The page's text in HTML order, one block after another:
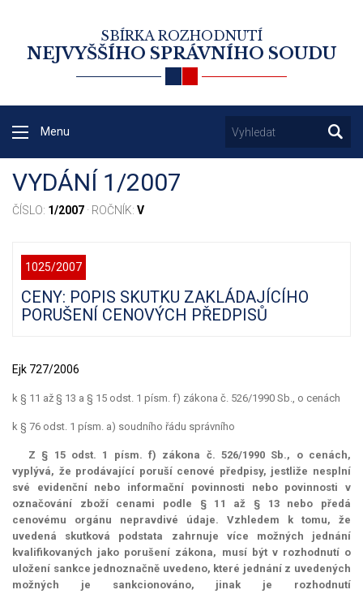
SBÍRKA ROZHODNUTÍ
NEJVYŠŠÍHO SPRÁVNÍHO SOUDU
Menu
VYDÁNÍ 1/2007
ČÍSLO: 1/2007 · ROČNÍK: V
1025/2007
CENY: POPIS SKUTKU ZAKLÁDAJÍCÍHO
PORUŠENÍ CENOVÝCH PŘEDPISŮ
Ejk 727/2006
k § 11 až § 13 a § 15 odst. 1 písm. f) zákona č. 526/1990 Sb., o cenách
k § 76 odst. 1 písm. a) soudního řádu správního
Z § 15 odst. 1 písm. f) zákona č. 526/1990 Sb., o cenách,
vyplývá, že prodávající poruší cenové předpisy, jestliže nesplní
své evidenční nebo informační povinnosti nebo povinnosti v
označování zboží cenami podle § 11 až § 13 nebo předá
cenovému orgánu nepravdivé údaje. Vzhledem k tomu, že
uvedená skutková podstata zahrnuje více možných jednání
kvalifikovaných jako porušení zákona, musí být v rozhodnutí o
uložení sankce jednoznačně uvedeno, které jednání z uvedených
možných je sankcionováno, jinak je rozhodnutí